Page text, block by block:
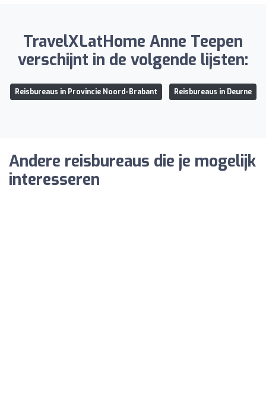
TravelXLatHome Anne Teepen
verschijnt in de volgende lijsten:
Reisbureaus in Provincie Noord-Brabant Reisbureaus in Deurne
Andere reisbureaus die je mogelijk
interesseren